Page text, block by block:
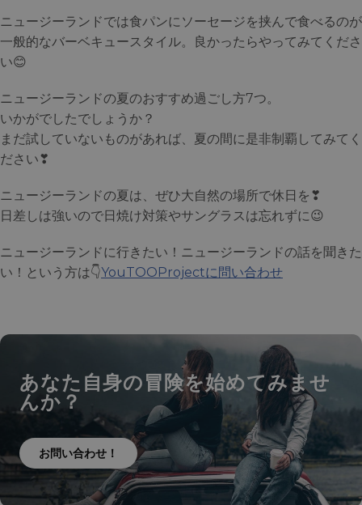
ニュージーランドでは食パンにソーセージを挟んで食べるのが
一般的なバーベキュースタイル。良かったらやってみてくださ
い😊
ニュージーランドの夏のおすすめ過ごし方7つ。
いかがでしたでしょうか？
まだ試していないものがあれば、夏の間に是非制覇してみてく
ださい❣
ニュージーランドの夏は、ぜひ大自然の場所で休日を❣
日差しは強いので日焼け対策やサングラスは忘れずに😉
ニュージーランドに行きたい！ニュージーランドの話を聞きた
い！という方は👇YouTOOProjectに問い合わせ
あなた自身の冒険を始めてみませ
んか？
お問い合わせ！